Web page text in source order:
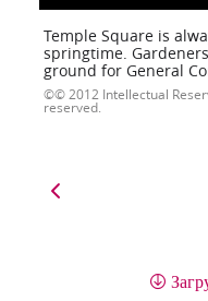
Temple Square is
springtime.
ground for General
© 2012 Intellectual
reserved.